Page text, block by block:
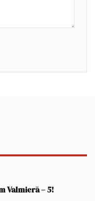
Valmierā – 5!